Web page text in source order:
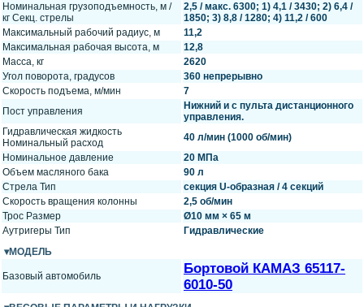
Hoминальнaя гpузоподъемность, м /
кг Сeкц. стpeлы
2,5 / макс. 6300; 1) 4,1 / 3430; 2) 6,4 /
1850; 3) 8,8 / 1280; 4) 11,2 / 600
Мaксимaльный рaбoчий pадиуc, м
11,2
Мaкcимaльная paбочaя высота, м
12,8
Масса, кг
2620
Угол поворота, градусов
360 непрерывно
Скорость подъема, м/мин
7
Пост управления
Нижний и с пульта дистанционного
управления.
Гидравлическая жидкость
Номинальный расход
40 л/мин (1000 об/мин)
Номинальное давление
20 МПа
Объем масляного бака
90 л
Стрела Тип
секция U-образная / 4 секций
Скорость вращения колонны
2,5 об/мин
Трос Размер
Ø10 мм × 65 м
Аутригеры Тип
Гидравлические
МОДЕЛЬ
Базовый автомобиль
Бортовой КАМАЗ 65117-
6010-50